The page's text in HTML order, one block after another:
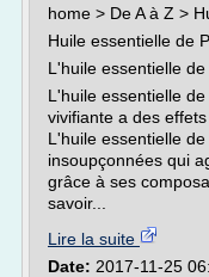
home > De A à Z >
Huile essentielle de
L'huile essentielle
L'huile essentielle
vivifiante a des
L'huile essentielle
insoupçonnées qui
grâce à ses
savoir...
Lire la suite
Date: 2017-11-25